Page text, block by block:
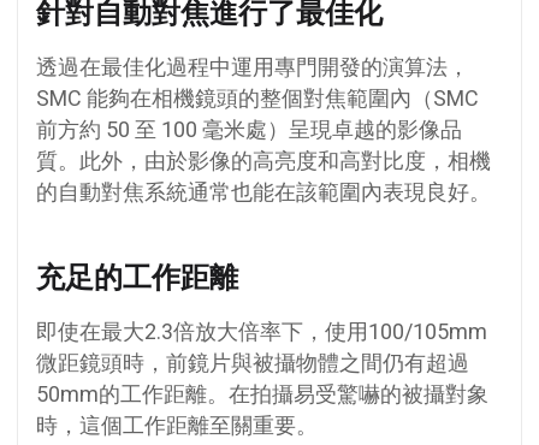
針對自動對焦進行了最佳化
透過在最佳化過程中運用專門開發的演算法，
SMC 能夠在相機鏡頭的整個對焦範圍內（SMC
前方約 50 至 100 毫米處）呈現卓越的影像品
質。此外，由於影像的高亮度和高對比度，相機
的自動對焦系統通常也能在該範圍內表現良好。
充足的工作距離
即使在最大2.3倍放大倍率下，使用100/105mm
微距鏡頭時，前鏡片與被攝物體之間仍有超過
50mm的工作距離。在拍攝易受驚嚇的被攝對象
時，這個工作距離至關重要。